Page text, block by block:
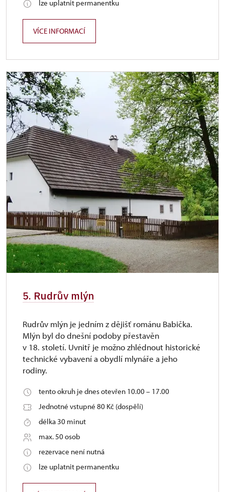
lze uplatnit permanentku
VÍCE INFORMACÍ
5. Rudrův mlýn
Rudrův mlýn je jedním z dějišť románu Babička.
Mlýn byl do dnešní podoby přestavěn
v 18. století. Uvnitř je možno zhlédnout historické
technické vybavení a obydlí mlynáře a jeho
rodiny.
tento okruh je dnes otevřen 10.00 – 17.00
Jednotné vstupné 80 Kč (dospělí)
délka 30 minut
max. 50 osob
rezervace není nutná
lze uplatnit permanentku